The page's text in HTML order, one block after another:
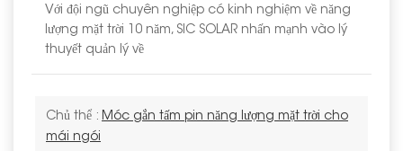
Với đội ngũ chuyên nghiệp có kinh nghiệm về năng
lượng mặt trời 10 năm, SIC SOLAR nhấn mạnh vào lý
thuyết quản lý về
Chủ thể : Móc gắn tấm pin năng lượng mặt trời cho
mái ngói